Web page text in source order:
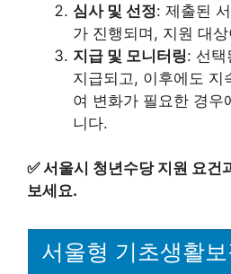
심사 및 선정: 제출된
가 진행되며, 지원 대
지급 및 모니터링: 선택
지급되고, 이후에도 지
여 변화가 필요한 경우
니다.
✅서울시 청년수당 지원 요건
보세요.
서울형 기초생활